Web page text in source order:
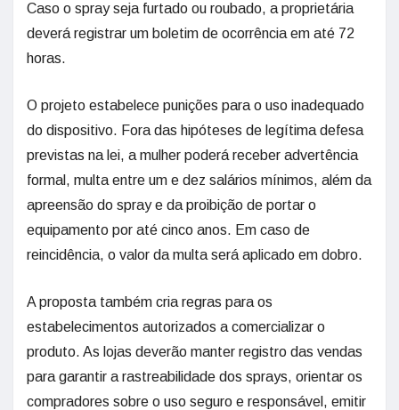
Caso o spray seja furtado ou roubado, a proprietária
deverá registrar um boletim de ocorrência em até 72
horas.
O projeto estabelece punições para o uso inadequado
do dispositivo. Fora das hipóteses de legítima defesa
previstas na lei, a mulher poderá receber advertência
formal, multa entre um e dez salários mínimos, além da
apreensão do spray e da proibição de portar o
equipamento por até cinco anos. Em caso de
reincidência, o valor da multa será aplicado em dobro.
A proposta também cria regras para os
estabelecimentos autorizados a comercializar o
produto. As lojas deverão manter registro das vendas
para garantir a rastreabilidade dos sprays, orientar os
compradores sobre o uso seguro e responsável, emitir